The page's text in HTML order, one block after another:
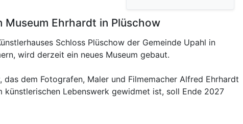
Museum Ehrhardt in Plüschow
Schloss Plüschow der Gemeinde Upahl in
wird derzeit ein neues Museum gebaut.
, das dem Fotografen, Maler und Filmemacher Alfred Ehrhardt
künstlerischen Lebenswerk gewidmet ist, soll Ende 2027